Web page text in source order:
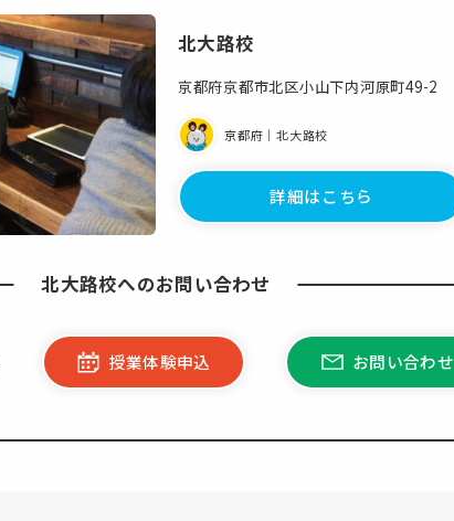
北大路校
京都府京都市北区小山下内河原町49-2
京都府｜北大路校
詳細はこちら
北大路校へのお問い合わせ
授業体験申込 お問い合わせ